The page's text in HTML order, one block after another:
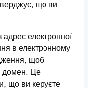
що ви
адрес електронної
в електронному
щоб
домен. Це
що ви керуєте